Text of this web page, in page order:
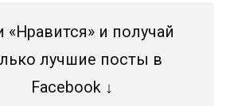
и получай
лучшие посты в
Facebook ↓